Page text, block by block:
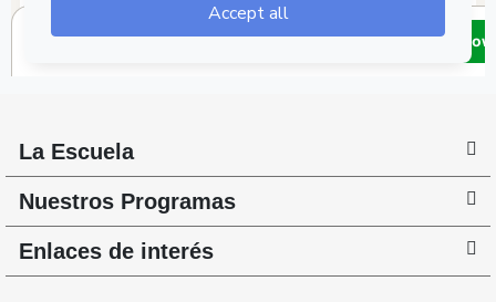
La Escuela
Nuestros Programas
Enlaces de interés